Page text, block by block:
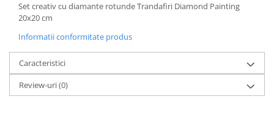
Set creativ cu diamante rotunde Trandafiri Diamond Painting
20x20 cm
Informatii conformitate produs
Caracteristici
Review-uri(0)